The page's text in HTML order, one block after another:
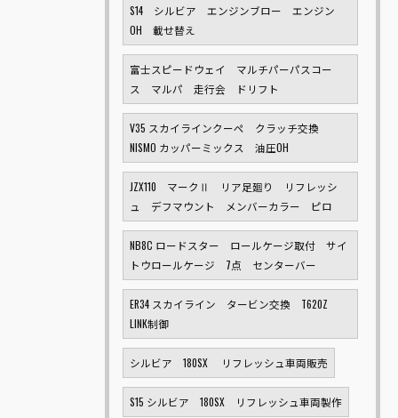
S14 シルビア エンジンブロー エンジン
OH 載せ替え
富士スピードウェイ マルチパーパスコー
ス マルパ 走行会 ドリフト
V35 スカイラインクーペ クラッチ交換
NISMO カッパーミックス 油圧OH
JZX110 マークⅡ リア足廻り リフレッシ
ュ デフマウント メンバーカラー ピロ
NB8C ロードスター ロールケージ取付 サイ
トウロールケージ 7点 センターバー
ER34 スカイライン タービン交換 T620Z
LINK制御
シルビア 180SX リフレッシュ車両販売
S15 シルビア 180SX リフレッシュ車両製作